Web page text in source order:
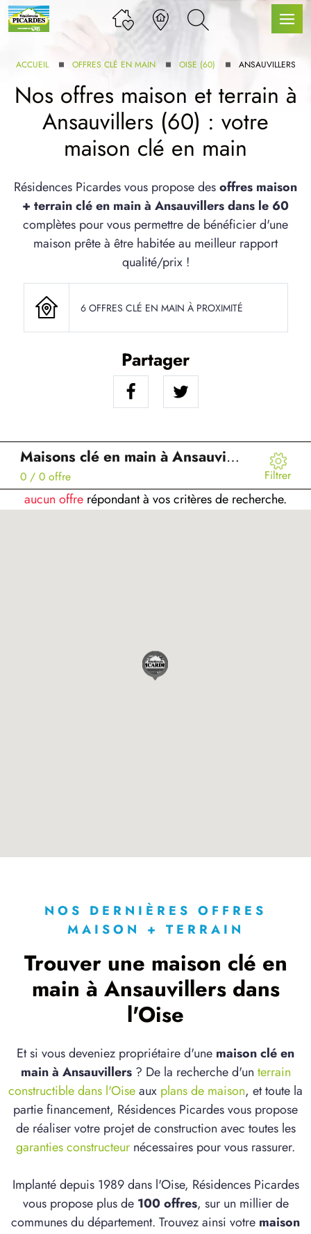
GAMME
SERVICE BDL EXTENSION
ACCUEIL OFFRES CLÉ EN MAIN OISE (60) ANSAUVILLERS
Nos offres maison et terrain à
Ansauvillers (60) : votre
maison clé en main
Résidences Picardes vous propose desoffres maison
+ terrain clé en main à Ansauvillers dans le 60
complètes pour vous permettre de bénéficier d'une
maison prête à être habitée au meilleur rapport
qualité/prix !
6 OFFRES CLÉ EN MAIN À PROXIMITÉ
Partager
Maisons clé en main à Ansauvillers (60)
0 / 0 offre Filtrer
aucun offre répondant à vos critères de recherche.
NOS DERNIÈRES OFFRES
MAISON + TERRAIN
Trouver une maison clé en
main à Ansauvillers dans
l'Oise
Et si vous deveniez propriétaire d'une maison clé en
main à Ansauvillers? De la recherche d'un terrain
constructible dans l'Oiseaux plans de maison, et toute la
partie financement, Résidences Picardes vous propose
de réaliser votre projet de construction avec toutes les
garanties constructeur nécessaires pour vous rassurer.
Implanté depuis 1989 dans l'Oise, Résidences Picardes
vous propose plus de 100 offres, sur un millier de
communes du département. Trouvez ainsi votre maison